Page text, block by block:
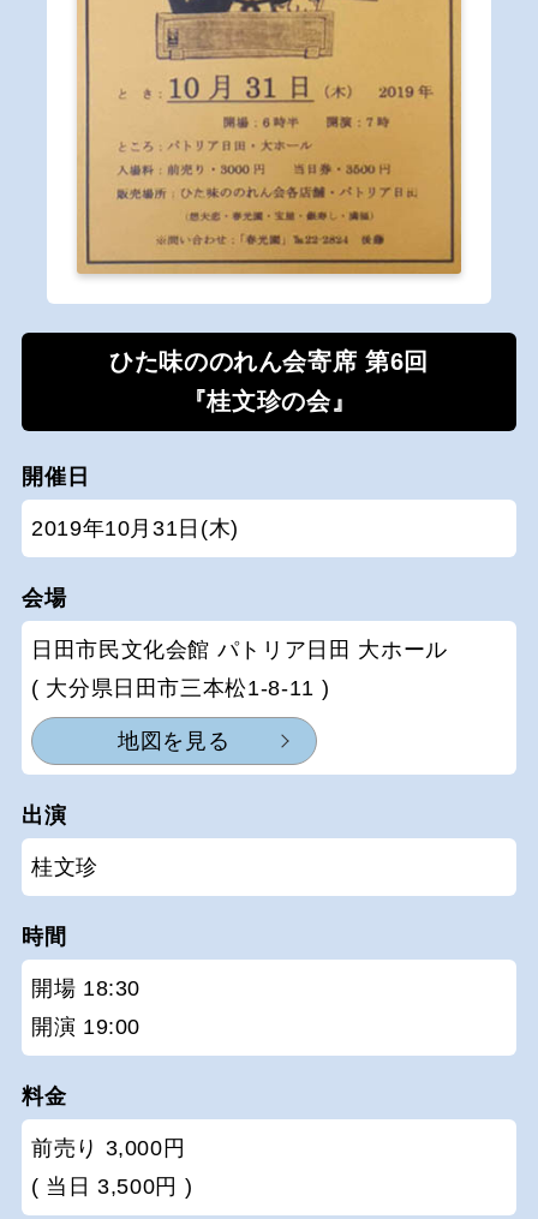
ひた味ののれん会寄席 第6回
『桂文珍の会』
開催日
2019年10月31日(木)
会場
日田市民文化会館 パトリア日田 大ホール
( 大分県日田市三本松1-8-11 )
地図を見る
出演
桂文珍
時間
開場 18:30
開演 19:00
料金
前売り 3,000円
( 当日 3,500円 )